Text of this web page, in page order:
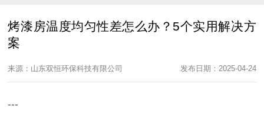
烤漆房温度均匀性差怎么办？5个实用解决方
案
来源：山东双恒环保科技有限公司 发布日期：2025-04-24
---